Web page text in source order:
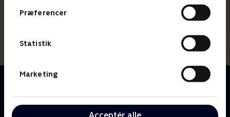
Præferencer
Statistik
Marketing
Acceptér alle
Om The Offer
filmiske mesterværk 'The Godfather', der blev